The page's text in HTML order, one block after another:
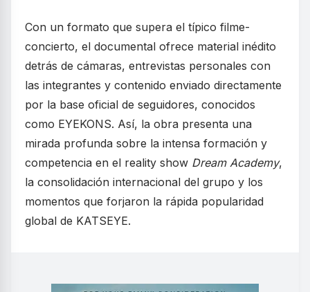
Con un formato que supera el típico filme-
concierto, el documental ofrece material inédito
detrás de cámaras, entrevistas personales con
las integrantes y contenido enviado directamente
por la base oficial de seguidores, conocidos
como EYEKONS. Así, la obra presenta una
mirada profunda sobre la intensa formación y
competencia en el reality show Dream Academy,
la consolidación internacional del grupo y los
momentos que forjaron la rápida popularidad
global de KATSEYE.